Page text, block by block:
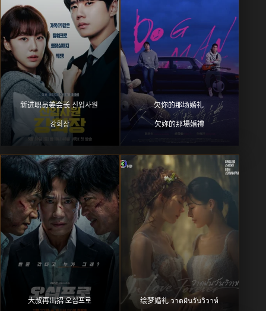
新进职员姜会长 신입사원
강회장
欠你的那场婚礼
欠妳的那場婚禮
大叔再出招 오십프로 绘梦婚礼 วาดฝันวันวิวาห์